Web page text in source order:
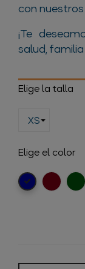
con
¡Te
salud,
Elige la talla
Elige el color
Azul
marino